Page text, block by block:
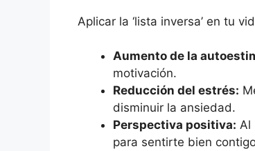
Aplicar la ‘lista inversa’ en tu
Aumento de la
motivación.
Reducción del estrés:
disminuir la ansiedad.
Perspectiva positiva: Al
para sentirte bien